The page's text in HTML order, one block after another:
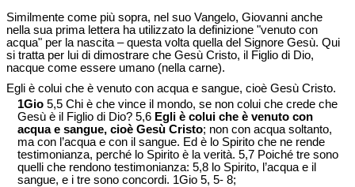
Similmente come più sopra, nel suo Vangelo, Giovanni anche
nella sua prima lettera ha utilizzato la definizione "venuto con
acqua" per la nascita – questa volta quella del Signore Gesù. Qui
si tratta per lui di dimostrare che Gesù Cristo, il Figlio di Dio,
nacque come essere umano (nella carne).
Egli è colui che è venuto con acqua e sangue, cioè Gesù Cristo.
1Gio 5,5 Chi è che vince il mondo, se non colui che crede che
Gesù è il Figlio di Dio? 5,6 Egli è colui che è venuto con
acqua e sangue, cioè Gesù Cristo; non con acqua soltanto,
ma con l’acqua e con il sangue. Ed è lo Spirito che ne rende
testimonianza, perché lo Spirito è la verità. 5,7 Poiché tre sono
quelli che rendono testimonianza: 5,8 lo Spirito, l’acqua e il
sangue, e i tre sono concordi. 1Gio 5, 5- 8;